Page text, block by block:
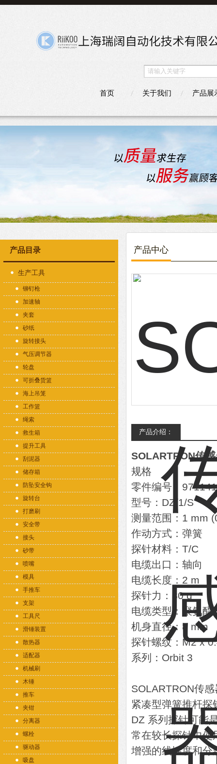
首页 关于我们 产品展
产品目录
生产工具
铆钉枪
加速轴
夹套
砂纸
旋转接头
气压调节器
轮盘
可折叠货篮
海上吊笼
工作篮
绳索
救生箱
提升工具
刮泥器
储存箱
防坠安全钩
旋转台
打磨刷
安全带
接头
砂带
喷嘴
模具
手推车
支架
工具尺
滑锤装置
散热器
适配器
机械刷
木锤
推车
夹钳
分离器
螺栓
驱动器
吸盘
产品中心
产品介绍：
SOLARTRON传
规格
零件编号：
型号：DZ/1/S
测量范围：1 mm
作动方式：弹簧
探针材料：T/C
电缆出口：轴向
电缆长度：2 m
探针力：80 g
电缆类型：聚氨酯
机身直径：8 mm
探针螺纹：M2 x
系列：Orbit 3
SOLARTRON传
紧凑型弹簧推杆探
DZ 系列探针可能
常在较长探针中使
增强的线性度和分